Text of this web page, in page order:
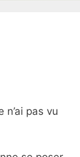
n’ai pas vu